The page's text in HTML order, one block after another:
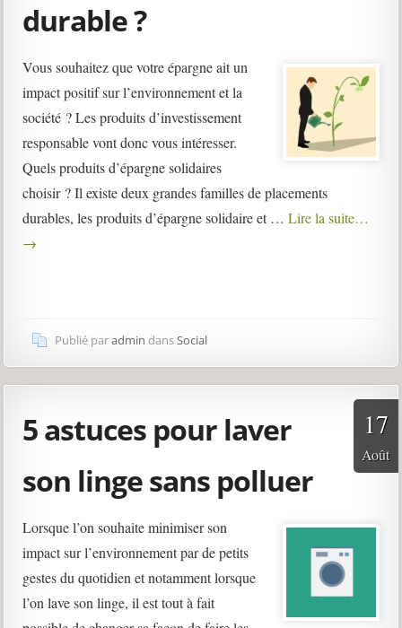
durable ?
Vous souhaitez que votre épargne ait un
impact positif sur l’environnement et la
société ? Les produits d’investissement
responsable vont donc vous intéresser.
Quels produits d’épargne solidaires
choisir ? Il existe deux grandes familles de placements
durables, les produits d’épargne solidaire et …Lire la suite…
→
Publié paradmin dansSocial
5 astuces pour laver
son linge sans polluer
17
Août
Lorsque l’on souhaite minimiser son
impact sur l’environnement par de petits
gestes du quotidien et notamment lorsque
l’on lave son linge, il est tout à fait